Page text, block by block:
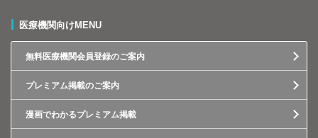
医療機関向けMENU
無料医療機関会員登録のご案内
プレミアム掲載のご案内
漫画でわかるプレミアム掲載